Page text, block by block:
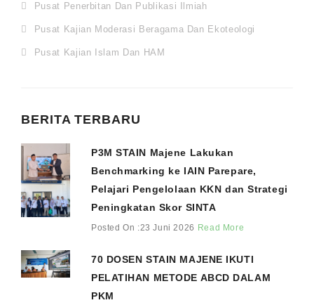
Pusat Penerbitan Dan Publikasi Ilmiah
Pusat Kajian Moderasi Beragama Dan Ekoteologi
Pusat Kajian Islam Dan HAM
BERITA TERBARU
P3M STAIN Majene Lakukan
Benchmarking ke IAIN Parepare,
Pelajari Pengelolaan KKN dan Strategi
Peningkatan Skor SINTA
Posted On :23 Juni 2026 Read More
70 DOSEN STAIN MAJENE IKUTI
PELATIHAN METODE ABCD DALAM
PKM